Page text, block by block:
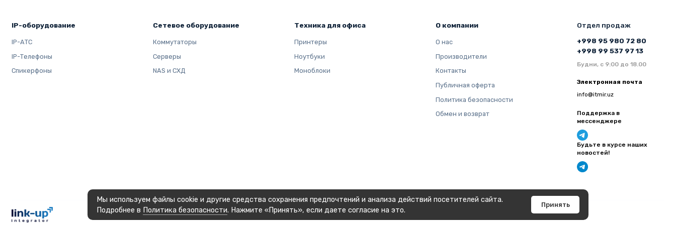
Мы используем файлы cookie и другие средства сохранения предпочтений и анализа действий посетителей сайта.
Подробнее в Политика безопасности. Нажмите «Принять», если даете согласие на это.
Принять
IP-оборудование
IP-АТС
IP-Телефоны
Спикерфоны
Сетевое оборудование
Коммутаторы
Серверы
NAS и СХД
Техника для офиса
Принтеры
Ноутбуки
Моноблоки
О компании
О нас
Производители
Контакты
Публичная оферта
Политика безопасности
Обмен и возврат
Отдел продаж
+998 95 980 72 80
+998 99 537 97 13
Будни, с 9:00 до 18.00
Электронная почта
info@itmir.uz
Поддержка в
мессенджере
Будьте в курсе наших
новостей!
OOO LINK-UP INTEGRATOR, © 2023